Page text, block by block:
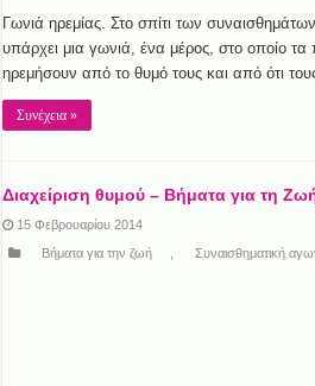
Γωνιά ηρεμίας. Στο σπίτι των
υπάρχει μια γωνιά, ένα μέρος, στο οποίο τα
ηρεμήσουν από το θυμό τους και από ότι
Συνέχεια »
Διαχείριση θυμού – Βήματα για τη
15 Φεβρουαρίου 2014
Βήματα για την ζωή
Συναισθηματική